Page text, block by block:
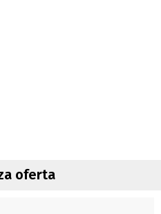
oferta